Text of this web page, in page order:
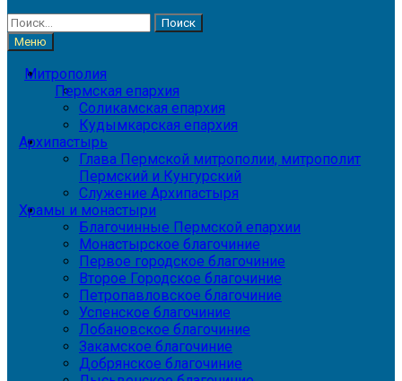
Найти:
Меню
Митрополия
Пермская епархия
Соликамская епархия
Кудымкарская епархия
Архипастырь
Глава Пермской митрополии, митрополит
Пермский и Кунгурский
Служение Архипастыря
Храмы и монастыри
Благочинные Пермской епархии
Монастырское благочиние
Первое городское благочиние
Второе Городское благочиние
Петропавловское благочиние
Успенское благочиние
Лобановское благочиние
Закамское благочиние
Добрянское благочиние